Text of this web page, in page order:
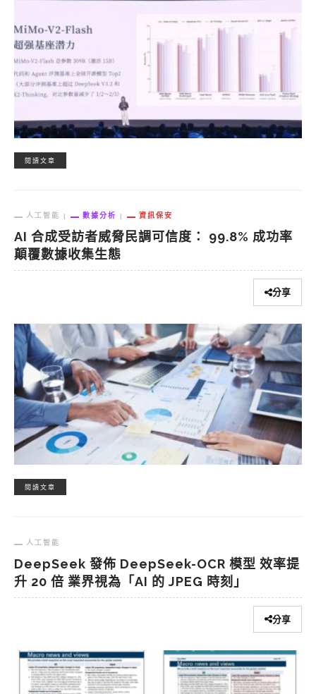
閱讀文章
人工智能 數據分析 資訊保安
AI 合成受訪者威脅民調可信度： 99.8% 成功率
顛覆數據收集生態
分享
閱讀文章
人工智能
DeepSeek 發佈 DeepSeek-OCR 模型 效率提
升 20 倍 業界視為「AI 的 JPEG 時刻」
分享